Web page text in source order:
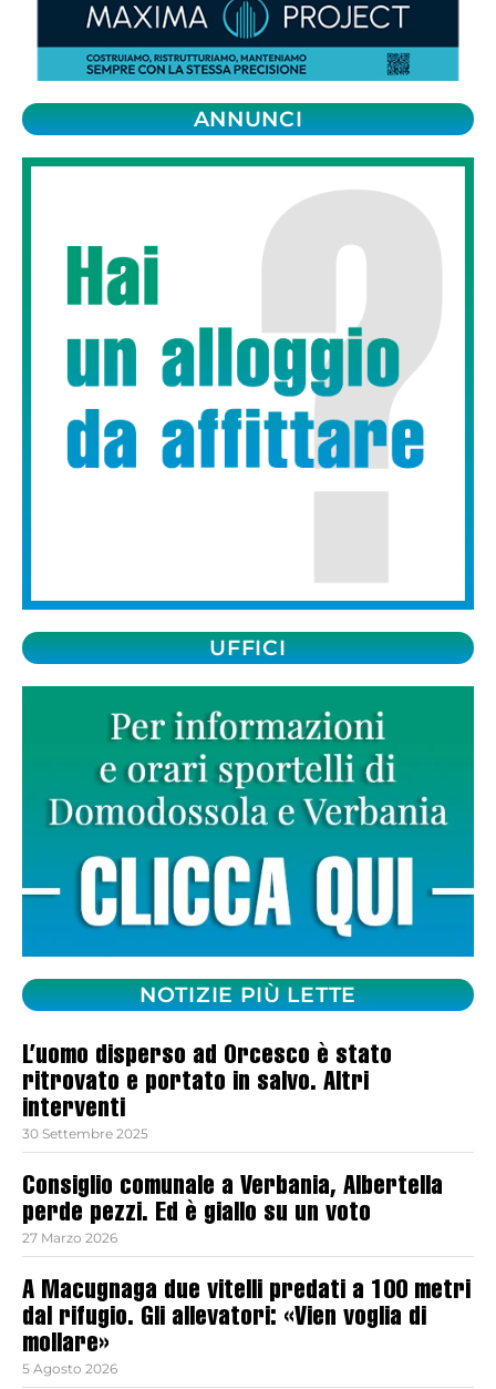
ANNUNCI
UFFICI
NOTIZIE PIÙ LETTE
L’uomo disperso ad Orcesco è stato
ritrovato e portato in salvo. Altri
interventi
30 Settembre 2025
Consiglio comunale a Verbania, Albertella
perde pezzi. Ed è giallo su un voto
27 Marzo 2026
A Macugnaga due vitelli predati a 100 metri
dal rifugio. Gli allevatori: «Vien voglia di
mollare»
5 Agosto 2026